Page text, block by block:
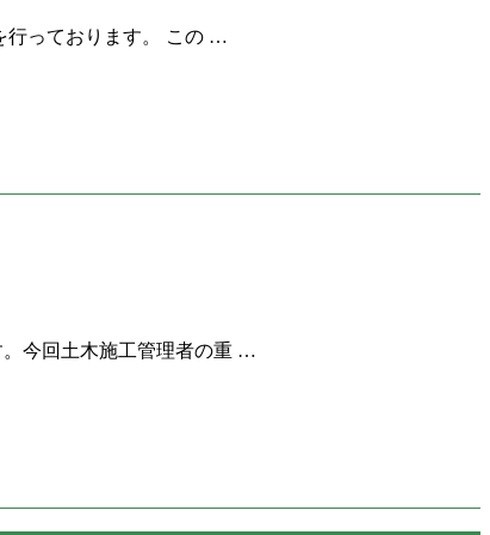
行っております。 この …
。今回土木施工管理者の重 …